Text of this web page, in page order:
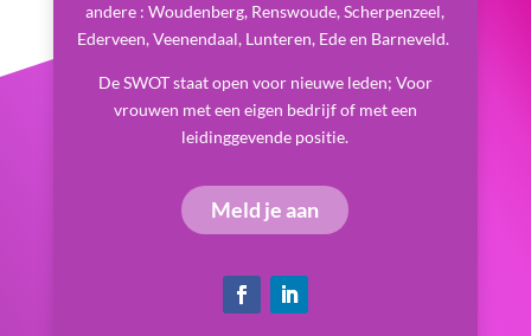
andere : Woudenberg, Renswoude, Scherpenzeel,
Ederveen, Veenendaal, Lunteren, Ede en Barneveld.
De SWOT staat open voor nieuwe leden; Voor
vrouwen met een eigen bedrijf of met een
leidinggevende positie.
Meld je aan